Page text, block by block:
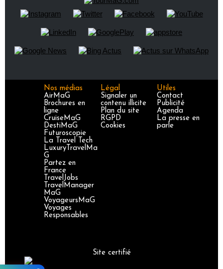
Nos médias
AirMaG
Brochures en
ligne
CruiseMaG
DestiMaG
Futuroscopie
La Travel Tech
LuxuryTravelMa
G
Partez en
France
TravelJobs
TravelManager
MaG
VoyageursMaG
Voyages
Responsables
Légal
Signaler un
contenu illicite
Plan du site
RGPD
Cookies
Utiles
Contact
Publicité
Agenda
La presse en
parle
Site certifié